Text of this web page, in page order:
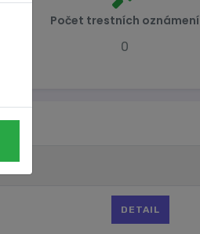
Počet trestních oznámení
0
DETAIL